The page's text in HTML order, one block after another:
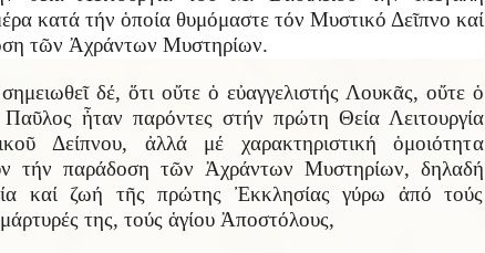
κατά τήν ὁποία θυμόμαστε τόν Μυστικό Δεῖπνο καί
τῶν Ἀχράντων Μυστηρίων.
δέ, ὅτι οὔτε ὁ εὐαγγελιστής Λουκᾶς, οὔτε ὁ
ἦταν παρόντες στήν πρώτη Θεία Λειτουργία
Δείπνου, ἀλλά μέ χαρακτηριστική ὁμοιότητα
τήν παράδοση τῶν Ἀχράντων Μυστηρίων, δηλαδή
καί ζωή τῆς πρώτης Ἐκκλησίας γύρω ἀπό τούς
της, τούς ἁγίου Ἀποστόλους,